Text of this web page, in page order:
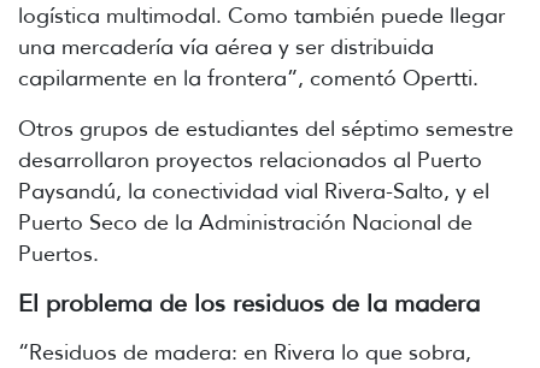
logística multimodal. Como también puede llegar
una mercadería vía aérea y ser distribuida
capilarmente en la frontera”, comentó Opertti.
Otros grupos de estudiantes del séptimo semestre
desarrollaron proyectos relacionados al Puerto
Paysandú, la conectividad vial Rivera-Salto, y el
Puerto Seco de la Administración Nacional de
Puertos.
El problema de los residuos de la madera
“Residuos de madera: en Rivera lo que sobra,